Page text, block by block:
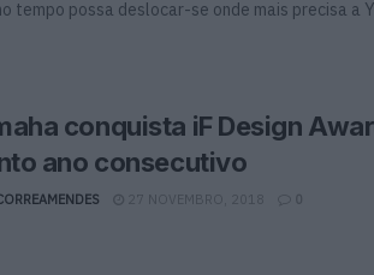
tempo possa deslocar-se onde mais precisa a
conquista iF Design
ano consecutivo
27 NOVEMBRO, 2018 0